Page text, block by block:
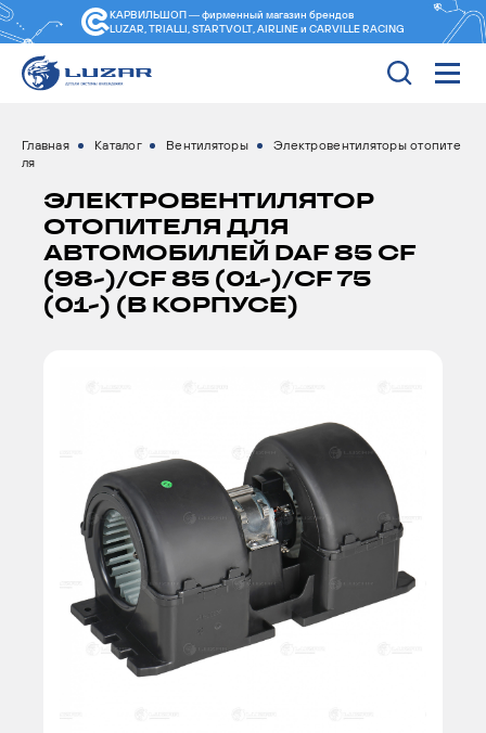
КАРВИЛЬШОП — фирменный магазин брендов
LUZAR, TRIALLI, STARTVOLT, AIRLINE и CARVILLE RACING
Главная Каталог Вентиляторы
Электровентиляторы отопите
ля
ЭЛЕКТРОВЕНТИЛЯТОР
ОТОПИТЕЛЯ ДЛЯ
АВТОМОБИЛЕЙ DAF 85 CF
(98-)/CF 85 (01-)/CF 75
(01-) (В КОРПУСЕ)